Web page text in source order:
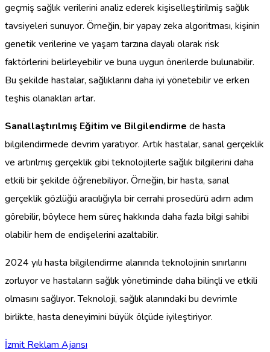
geçmiş sağlık verilerini analiz ederek kişiselleştirilmiş sağlık
tavsiyeleri sunuyor. Örneğin, bir yapay zeka algoritması, kişinin
genetik verilerine ve yaşam tarzına dayalı olarak risk
faktörlerini belirleyebilir ve buna uygun önerilerde bulunabilir.
Bu şekilde hastalar, sağlıklarını daha iyi yönetebilir ve erken
teşhis olanakları artar.
Sanallaştırılmış Eğitim ve Bilgilendirme de hasta
bilgilendirmede devrim yaratıyor. Artık hastalar, sanal gerçeklik
ve artırılmış gerçeklik gibi teknolojilerle sağlık bilgilerini daha
etkili bir şekilde öğrenebiliyor. Örneğin, bir hasta, sanal
gerçeklik gözlüğü aracılığıyla bir cerrahi prosedürü adım adım
görebilir, böylece hem süreç hakkında daha fazla bilgi sahibi
olabilir hem de endişelerini azaltabilir.
2024 yılı hasta bilgilendirme alanında teknolojinin sınırlarını
zorluyor ve hastaların sağlık yönetiminde daha bilinçli ve etkili
olmasını sağlıyor. Teknoloji, sağlık alanındaki bu devrimle
birlikte, hasta deneyimini büyük ölçüde iyileştiriyor.
İzmit Reklam Ajansı